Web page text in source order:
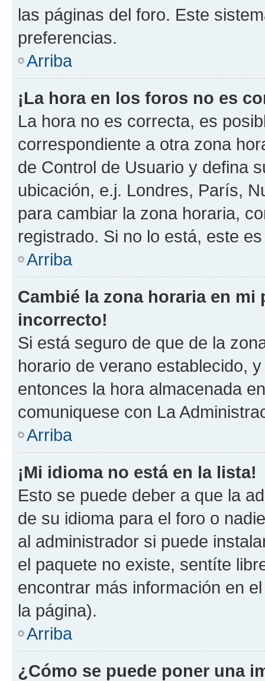
las páginas del foro. Este
preferencias.
Arriba
¡La hora en los foros no es
La hora no es correcta, es
correspondiente a otra zona
de Control de Usuario y defina
ubicación, e.j. Londres, París,
para cambiar la zona horaria,
registrado. Si no lo está, este
Arriba
Cambié la zona horaria en
incorrecto!
Si está seguro de que de la
horario de verano establecido,
entonces la hora almacenada
comuniquese con La
Arriba
¡Mi idioma no está en la lista!
Esto se puede deber a que la
de su idioma para el foro o
al administrador si puede
el paquete no existe, sentíte
encontrar más información en
la página).
Arriba
¿Cómo se puede poner una